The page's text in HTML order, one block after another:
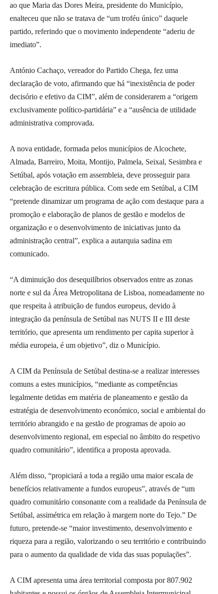
ao que Maria das Dores Meira, presidente do Município,
enalteceu que não se tratava de “um troféu único” daquele
partido, referindo que o movimento independente “aderiu de
imediato”.
António Cachaço, vereador do Partido Chega, fez uma
declaração de voto, afirmando que há “inexistência de poder
decisório e efetivo da CIM”, além de considerarem a “origem
exclusivamente político-partidária” e a “ausência de utilidade
administrativa comprovada.
A nova entidade, formada pelos municípios de Alcochete,
Almada, Barreiro, Moita, Montijo, Palmela, Seixal, Sesimbra e
Setúbal, após votação em assembleia, deve prosseguir para
celebração de escritura pública. Com sede em Setúbal, a CIM
“pretende dinamizar um programa de ação com destaque para a
promoção e elaboração de planos de gestão e modelos de
organização e o desenvolvimento de iniciativas junto da
administração central”, explica a autarquia sadina em
comunicado.
“A diminuição dos desequilíbrios observados entre as zonas
norte e sul da Área Metropolitana de Lisboa, nomeadamente no
que respeita à atribuição de fundos europeus, devido à
integração da península de Setúbal nas NUTS II e III deste
território, que apresenta um rendimento per capita superior à
média europeia, é um objetivo”, diz o Município.
A CIM da Península de Setúbal destina-se a realizar interesses
comuns a estes municípios, “mediante as competências
legalmente detidas em matéria de planeamento e gestão da
estratégia de desenvolvimento económico, social e ambiental do
território abrangido e na gestão de programas de apoio ao
desenvolvimento regional, em especial no âmbito do respetivo
quadro comunitário”, identifica a proposta aprovada.
Além disso, “propiciará a toda a região uma maior escala de
benefícios relativamente a fundos europeus”, através de “um
quadro comunitário consonante com a realidade da Península de
Setúbal, assimétrica em relação à margem norte do Tejo.” De
futuro, pretende-se “maior investimento, desenvolvimento e
riqueza para a região, valorizando o seu território e contribuindo
para o aumento da qualidade de vida das suas populações”.
A CIM apresenta uma área territorial composta por 807.902